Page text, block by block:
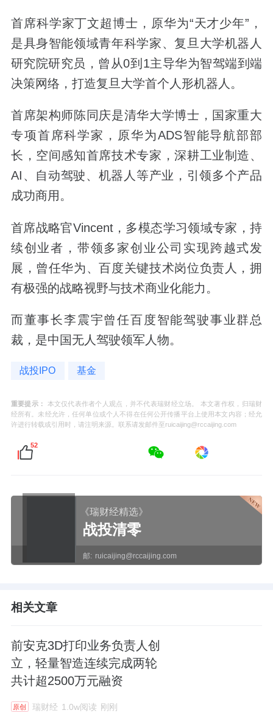
首席科学家丁文超博士，原华为“天才少年”，
是具身智能领域青年科学家、复旦大学机器人
研究院研究员，曾从0到1主导华为智驾端到端
决策网络，打造复旦大学首个人形机器人。
首席架构师陈同庆是清华大学博士，国家重大
专项首席科学家，原华为ADS智能导航部部
长，空间感知首席技术专家，深耕工业制造、
AI、自动驾驶、机器人等产业，引领多个产品
成功商用。
首席战略官Vincent，多模态学习领域专家，持
续创业者，带领多家创业公司实现跨越式发
展，曾任华为、百度关键技术岗位负责人，拥
有极强的战略视野与技术商业化能力。
而董事长李震宇曾任百度智能驾驶事业群总
裁，是中国无人驾驶领军人物。
战投IPO 基金
重要提示：
本文仅代表作者个人观点，并不代表瑞财经立场。 本文著作权，归瑞财
经所有。未经允许，任何单位或个人不得在任何公开传播平台上使用本文内容；经允
许进行转载或引用时，请注明来源。联系请发邮件至ruicaijing@rccaijing.com
52
《瑞财经精选》
战投清零
邮: ruicaijing@rccaijing.com
相关文章
前安克3D打印业务负责人创
立，轻量智造连续完成两轮
共计超2500万元融资
原创 瑞财经 1.0w阅读 刚刚